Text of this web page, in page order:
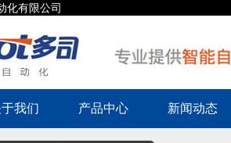
化有限公司
我们 产品中心 新闻动态